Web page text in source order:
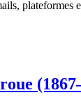
plateformes